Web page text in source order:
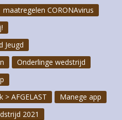
maatregelen CORONAvirus
Jeugd
Onderlinge wedstrijd
AFGELAST
Manege app
2021